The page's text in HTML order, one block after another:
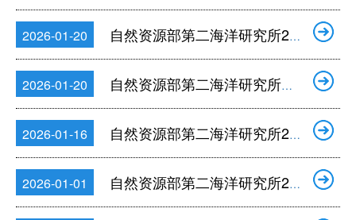
2026-01-20 自然资源部第二海洋研究所2026年度公开招聘博士岗位面试公告
2026-01-20 自然资源部第二海洋研究所船舶运管中心船员招聘公告
2026-01-16 自然资源部第二海洋研究所2026年度公开招聘通过资格审核人员名单和笔试公告
2026-01-01 自然资源部第二海洋研究所2026年度公开招聘工作人员公告